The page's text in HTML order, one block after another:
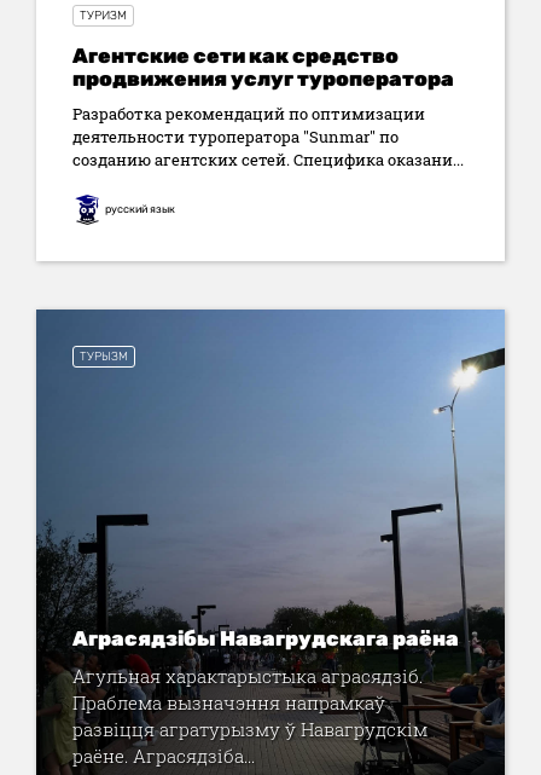
ТУРИЗМ
Агентские сети как средство
продвижения услуг туроператора
Разработка рекомендаций по оптимизации
деятельности туроператора "Sunmar" по
созданию агентских сетей. Специфика оказани...
русский язык
ТУРЫЗМ
Аграсядзібы Навагрудскага раёна
Агульная характарыстыка аграсядзіб.
Праблема вызначэння напрамкаў
развіцця агратурызму ў Навагрудскім
раёне. Аграсядзіба...